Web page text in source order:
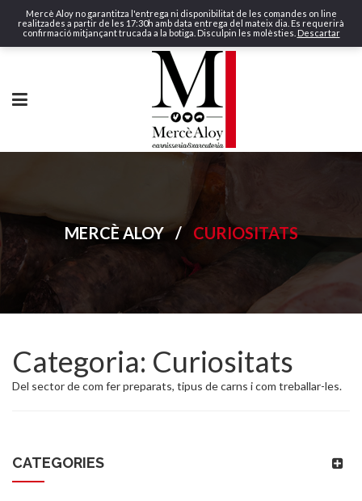
Mercè Aloy no garantitza l'entrega ni disponibilitat de les comandes on line
realitzades a partir de les 17:30h amb data entrega del mateix dia. Es requerirà
confirmació mitjançant trucada a la botiga. Disculpin les molèsties. Descartar
MERCÈ ALOY / CURIOSITATS
Categoria: Curiositats
Del sector de com fer preparats, tipus de carns i com treballar-les.
CATEGORIES